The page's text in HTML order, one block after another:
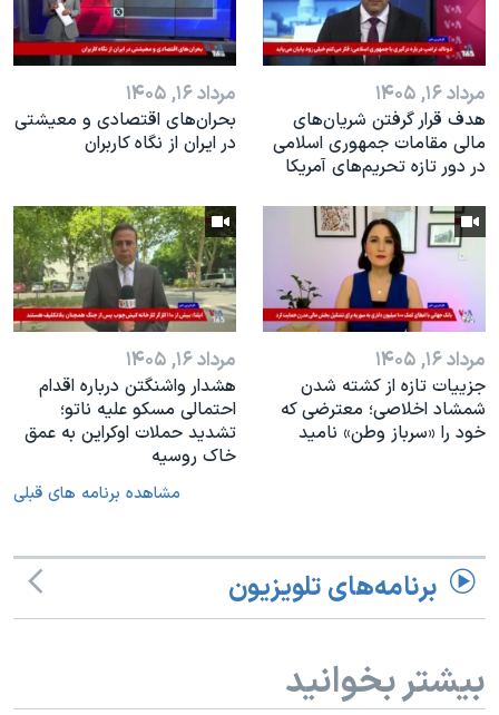
مرداد ۱۶, ۱۴۰۵
هدف قرار گرفتن شریان‌های
مالی مقامات جمهوری اسلامی
در دور تازه تحریم‌های آمریکا
مرداد ۱۶, ۱۴۰۵
بحران‌های اقتصادی و معیشتی
در ایران از نگاه کاربران
مرداد ۱۶, ۱۴۰۵
جزییات تازه از کشته شدن
شمشاد اخلاصی؛ معترضی که
خود را «سرباز وطن» نامید
مرداد ۱۶, ۱۴۰۵
هشدار واشنگتن درباره اقدام
احتمالی مسکو علیه ناتو؛
تشدید حملات اوکراین به عمق
خاک روسیه
مشاهده برنامه های قبلی
برنامه‌های تلویزیون
بیشتر بخوانید